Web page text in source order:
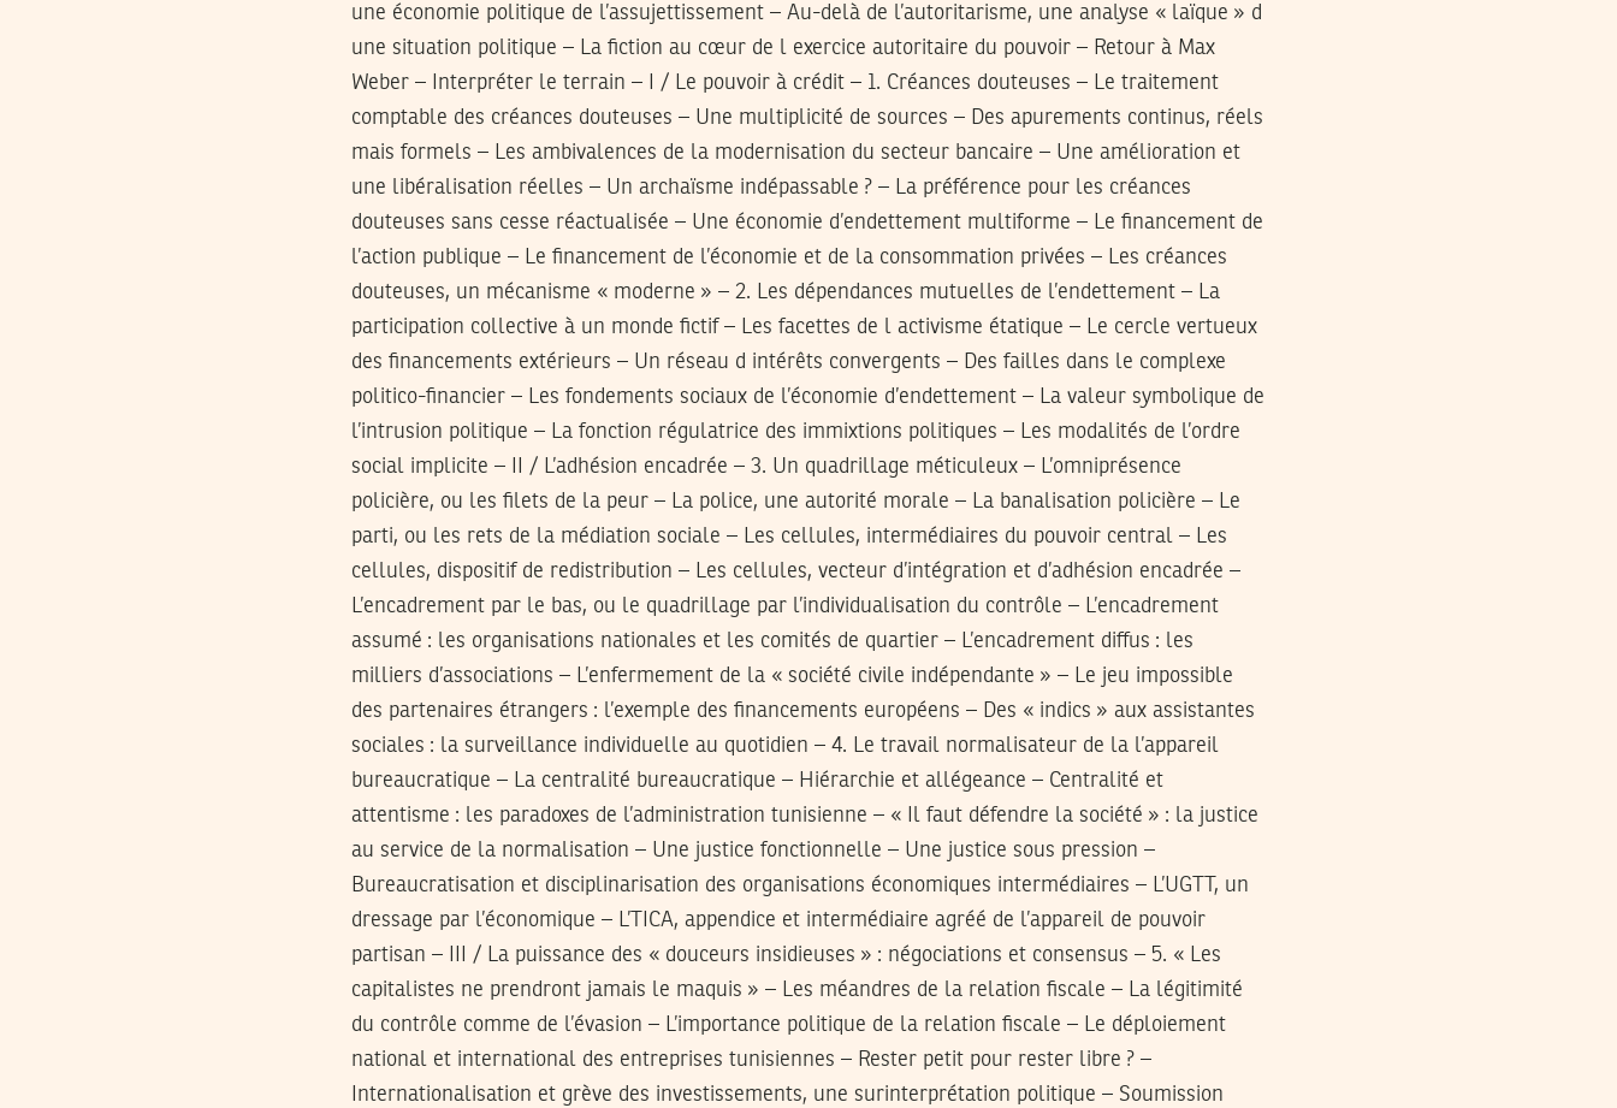
une économie politique de l’assujettissement – Au-delà de l’autoritarisme, une analyse « laïque » d
une situation politique – La fiction au cœur de l exercice autoritaire du pouvoir – Retour à Max
Weber – Interpréter le terrain – I / Le pouvoir à crédit – 1. Créances douteuses – Le traitement
comptable des créances douteuses – Une multiplicité de sources – Des apurements continus, réels
mais formels – Les ambivalences de la modernisation du secteur bancaire – Une amélioration et
une libéralisation réelles – Un archaïsme indépassable ? – La préférence pour les créances
douteuses sans cesse réactualisée – Une économie d’endettement multiforme – Le financement de
l’action publique – Le financement de l’économie et de la consommation privées – Les créances
douteuses, un mécanisme « moderne » – 2. Les dépendances mutuelles de l’endettement – La
participation collective à un monde fictif – Les facettes de l activisme étatique – Le cercle vertueux
des financements extérieurs – Un réseau d intérêts convergents – Des failles dans le complexe
politico-financier – Les fondements sociaux de l’économie d’endettement – La valeur symbolique de
l’intrusion politique – La fonction régulatrice des immixtions politiques – Les modalités de l’ordre
social implicite – II / L’adhésion encadrée – 3. Un quadrillage méticuleux – L’omniprésence
policière, ou les filets de la peur – La police, une autorité morale – La banalisation policière – Le
parti, ou les rets de la médiation sociale – Les cellules, intermédiaires du pouvoir central – Les
cellules, dispositif de redistribution – Les cellules, vecteur d’intégration et d’adhésion encadrée –
L’encadrement par le bas, ou le quadrillage par l’individualisation du contrôle – L’encadrement
assumé : les organisations nationales et les comités de quartier – L’encadrement diffus : les
milliers d’associations – L’enfermement de la « société civile indépendante » – Le jeu impossible
des partenaires étrangers : l’exemple des financements européens – Des « indics » aux assistantes
sociales : la surveillance individuelle au quotidien – 4. Le travail normalisateur de la l’appareil
bureaucratique – La centralité bureaucratique – Hiérarchie et allégeance – Centralité et
attentisme : les paradoxes de l’administration tunisienne – « Il faut défendre la société » : la justice
au service de la normalisation – Une justice fonctionnelle – Une justice sous pression –
Bureaucratisation et disciplinarisation des organisations économiques intermédiaires – L’UGTT, un
dressage par l’économique – L’TICA, appendice et intermédiaire agréé de l’appareil de pouvoir
partisan – III / La puissance des « douceurs insidieuses » : négociations et consensus – 5. « Les
capitalistes ne prendront jamais le maquis » – Les méandres de la relation fiscale – La légitimité
du contrôle comme de l’évasion – L’importance politique de la relation fiscale – Le déploiement
national et international des entreprises tunisiennes – Rester petit pour rester libre ? –
Internationalisation et grève des investissements, une surinterprétation politique – Soumission